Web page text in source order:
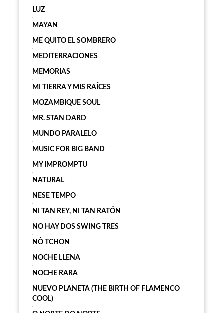
LUZ
MAYAN
ME QUITO EL SOMBRERO
MEDITERRACIONES
MEMORIAS
MI TIERRA Y MIS RAÍCES
MOZAMBIQUE SOUL
MR. STAN DARD
MUNDO PARALELO
MUSIC FOR BIG BAND
MY IMPROMPTU
NATURAL
NESE TEMPO
NI TAN REY, NI TAN RATÓN
NO HAY DOS SWING TRES
NÔ TCHON
NOCHE LLENA
NOCHE RARA
NUEVO PLANETA (THE BIRTH OF FLAMENCO
COOL)